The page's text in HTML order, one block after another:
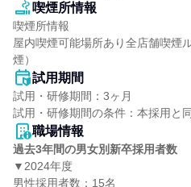
喫煙所情報
喫煙所情報
屋内喫煙可能場所あり全店舗喫煙
煙）
試用期間
試用・研修期間：3ヶ月
職場情報
過去3年間の男女別新卒採用者数
▼2024年度
男性採用者数：15名